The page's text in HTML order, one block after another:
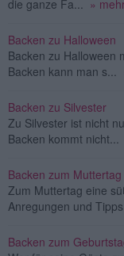
die ganze Fa...
»
Backen zu Halloween
Backen zu Halloween
Backen kann man s...
Backen zu Silvester
Zu Silvester ist nicht
Backen kommt nicht...
Backen zum Muttertag
Zum Muttertag eine
Anregungen und Tipps
Backen zum